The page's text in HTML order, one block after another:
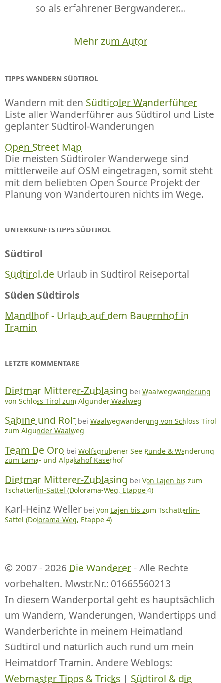
so als erfahrener Bergwanderer...
Mehr zum Autor
TIPPS WANDERN SÜDTIROL
Wandern mit den Südtiroler Wanderführer
Liste aller Wanderführer aus Südtirol und Liste
geplanter Südtirol-Wanderungen
Open Street Map
Die meisten Südtiroler Wanderwege sind
mittlerweile auf OSM eingetragen, somit steht
mit dem beliebten Open Source Projekt der
Planung von Wandertouren nichts im Wege.
UNTERKUNFTSTIPPS SÜDTIROL
Südtirol
Südtirol.de Urlaub in Südtirol Reiseportal
Süden Südtirols
Mandlhof - Urlaub auf dem Bauernhof in
Tramin
LETZTE KOMMENTARE
Dietmar Mitterer-Zublasing bei Waalwegwanderung
von Schloss Tirol zum Algunder Waalweg
Sabine und Rolf bei Waalwegwanderung von Schloss Tirol
zum Algunder Waalweg
Team De Oro bei Wolfsgrubener See Runde & Wanderung
zum Lama- und Alpakahof Kaserhof
Dietmar Mitterer-Zublasing bei Von Lajen bis zum
Tschatterlin-Sattel (Dolorama-Weg, Etappe 4)
Karl-Heinz Weller bei Von Lajen bis zum Tschatterlin-
Sattel (Dolorama-Weg, Etappe 4)
© 2007 - 2026 Die Wanderer- Alle Rechte
vorbehalten. Mwstr.Nr.: 01665560213
In diesem Wanderportal geht es hauptsächlich
um Wandern, Wanderungen, Wandertipps und
Wanderberichte in meinem Heimatland
Südtirol und natürlich auch rund um mein
Heimatdorf Tramin. Andere Weblogs:
Webmaster Tipps & Tricks | Südtirol & die